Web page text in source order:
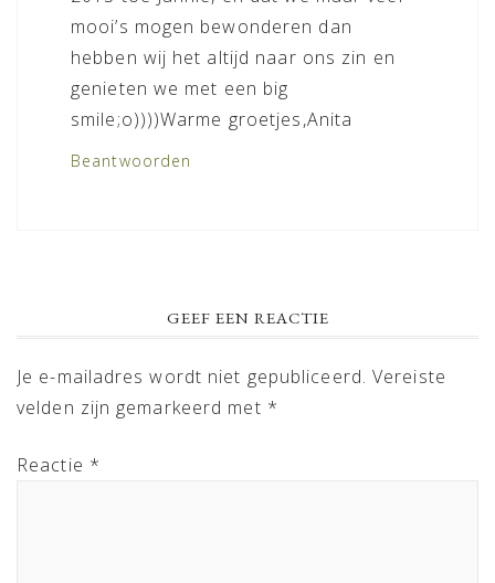
mooi’s mogen bewonderen dan
hebben wij het altijd naar ons zin en
genieten we met een big
smile;o))))Warme groetjes,Anita
Beantwoorden
GEEF EEN REACTIE
Je e-mailadres wordt niet gepubliceerd. Vereiste
velden zijn gemarkeerd met *
Reactie *